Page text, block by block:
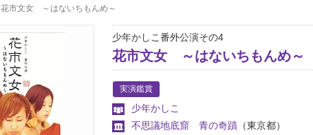
花市文女 ～はないちもんめ～
少年かしこ番外公演その4
花市文女 ～はないちもんめ～
実演鑑賞
少年かしこ
不思議地底窟 青の奇蹟 （東京都）